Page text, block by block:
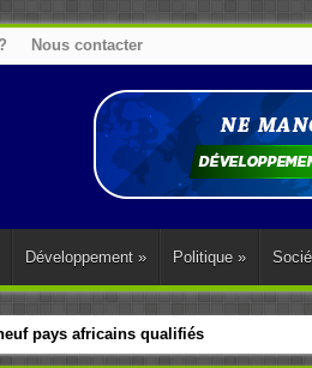
Nous contacter
Développement » Politique »
pays africains qualifiés
d’une seule voix sur la question